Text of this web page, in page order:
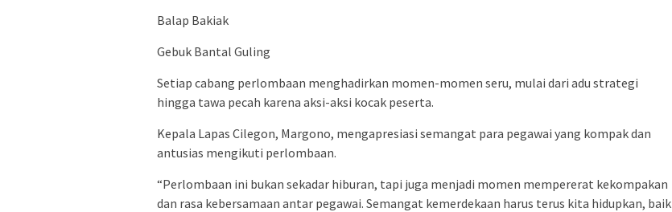
Balap Bakiak
Gebuk Bantal Guling
Setiap cabang perlombaan menghadirkan momen-momen seru, mulai dari adu strategi
hingga tawa pecah karena aksi-aksi kocak peserta.
Kepala Lapas Cilegon, Margono, mengapresiasi semangat para pegawai yang kompak dan
antusias mengikuti perlombaan.
“Perlombaan ini bukan sekadar hiburan, tapi juga menjadi momen mempererat kekompakan
dan rasa kebersamaan antar pegawai. Semangat kemerdekaan harus terus kita hidupkan, baik